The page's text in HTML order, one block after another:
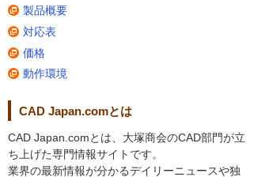
製品概要
対応表
価格
動作環境
CAD Japan.comとは
CAD Japan.comとは、大塚商会のCAD部門が立
ち上げた専門情報サイトです。
業界の最新情報が分かるデイリーニュースや独